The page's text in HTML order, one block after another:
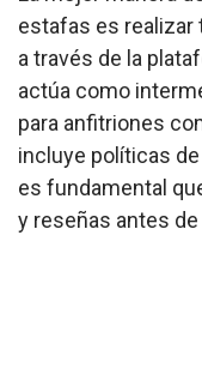
estafas es realizar
a través de la
actúa como
para anfitriones
incluye políticas
es fundamental
y reseñas antes